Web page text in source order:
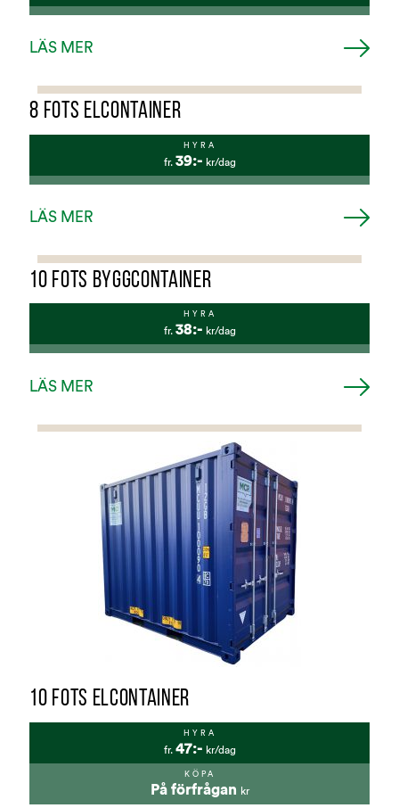
LÄS MER
8 FOTS ELCONTAINER
HYRA
fr. 39:- kr/dag
LÄS MER
10 FOTS BYGGCONTAINER
HYRA
fr. 38:- kr/dag
LÄS MER
10 FOTS ELCONTAINER
HYRA
fr. 47:- kr/dag
KÖPA
På förfrågan kr